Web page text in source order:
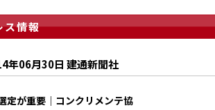
ス情報
年06月30日 建通新聞社
定が重要｜コンクリメンテ協